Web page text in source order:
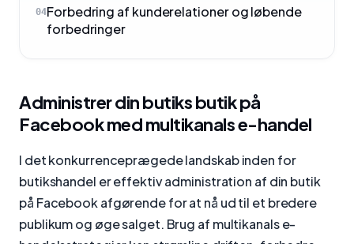
04Forbedring af kunderelationer og løbende
forbedringer
Administrer din butiks butik på
Facebook med multikanals e-handel
I det konkurrenceprægede landskab inden for
butikshandel er effektiv administration af din butik
på Facebook afgørende for at nå ud til et bredere
publikum og øge salget. Brug af multikanals e-